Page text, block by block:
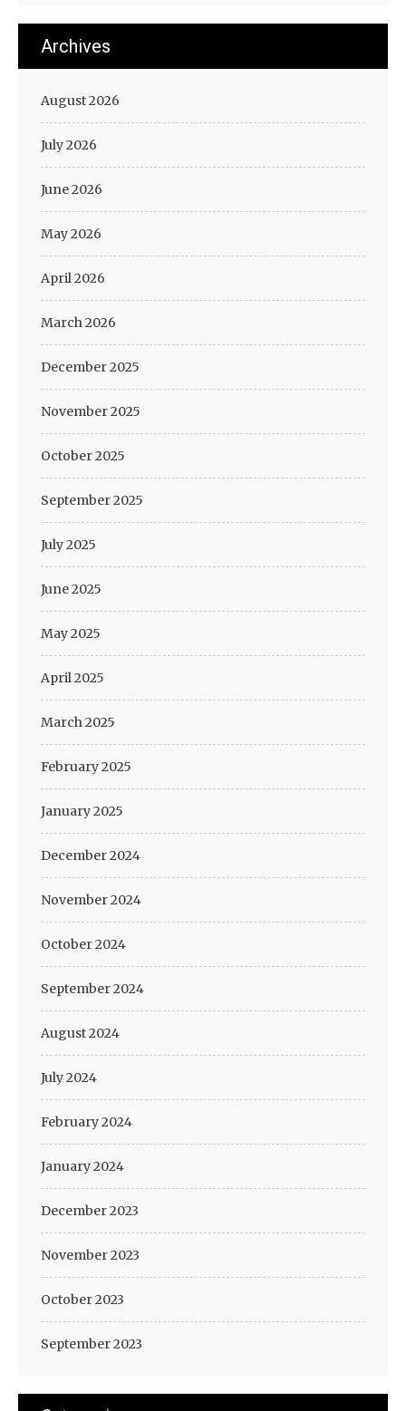
Archives
August 2026
July 2026
June 2026
May 2026
April 2026
March 2026
December 2025
November 2025
October 2025
September 2025
July 2025
June 2025
May 2025
April 2025
March 2025
February 2025
January 2025
December 2024
November 2024
October 2024
September 2024
August 2024
July 2024
February 2024
January 2024
December 2023
November 2023
October 2023
September 2023